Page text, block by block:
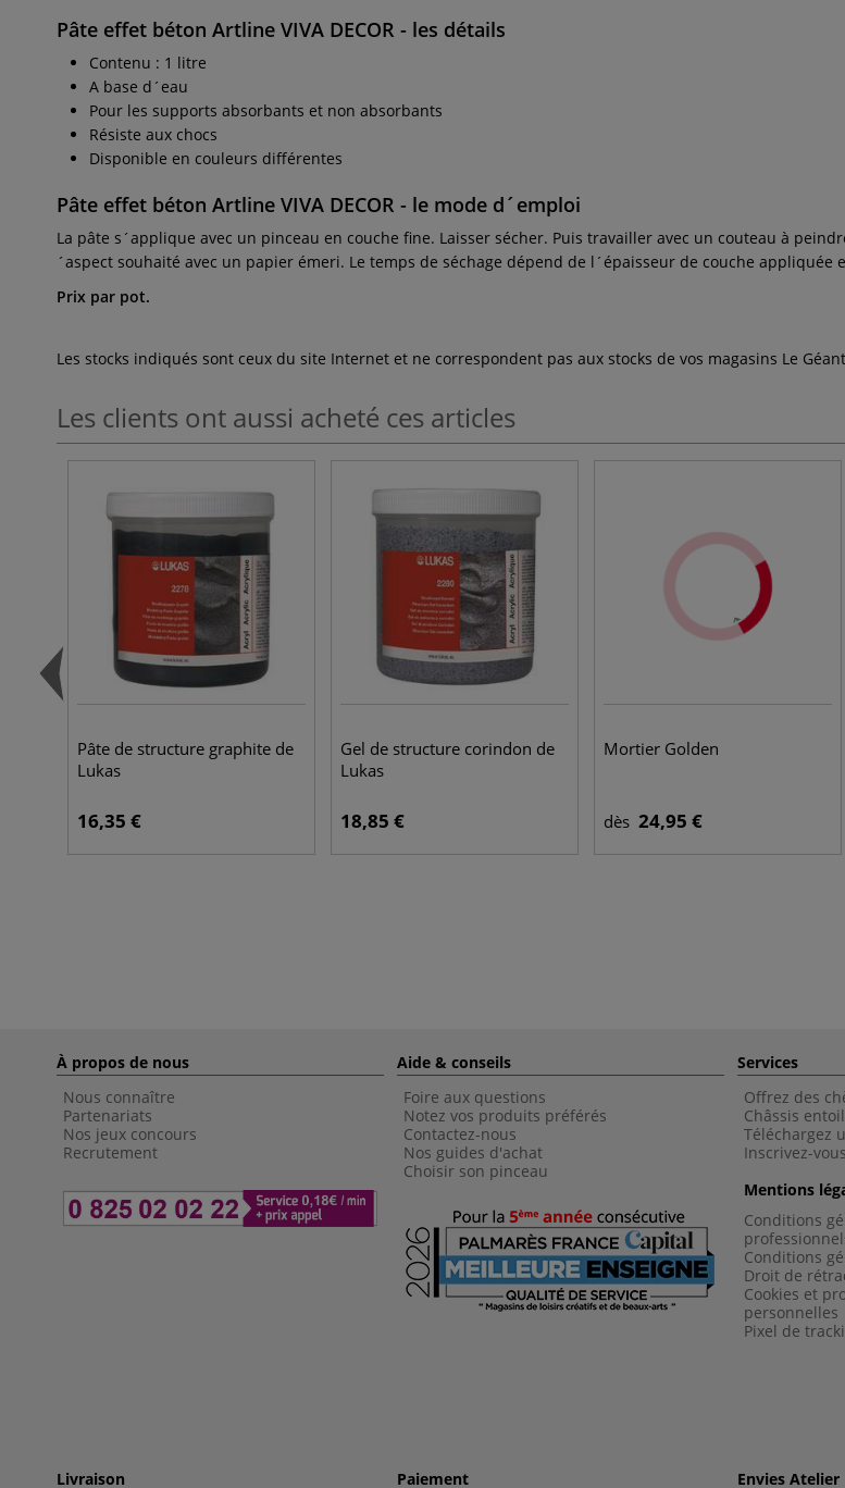
Pâte effet béton Artline VIVA DECOR - les détails
Contenu : 1 litre
A base d´eau
Pour les supports absorbants et non absorbants
Résiste aux chocs
Disponible en couleurs différentes
Pâte effet béton Artline VIVA DECOR - le mode d´emploi
La pâte s´applique avec un pinceau en couche fine. Laisser sécher. Puis travailler avec un couteau à
´aspect souhaité avec un papier émeri. Le temps de séchage dépend de l´épaisseur de couche appliquée
Prix par pot.
Les stocks indiqués sont ceux du site Internet et ne correspondent pas aux stocks de vos magasins Le
Les clients ont aussi acheté ces articles
Pâte de structure graphite de
Lukas
16,35 €
Gel de structure corindon de
Lukas
18,85 €
Mortier Golden
dès 24,95 €
À propos de nous
Nous connaître
Partenariats
Nos jeux concours
Recrutement
Aide & conseils
Foire aux questions
Notez vos produits préférés
Contactez-nous
Nos guides d'achat
Choisir son pinceau
Services
Offrez des
Châssis
Téléchargez
Inscrivez-
Mentions
Conditions
Conditions
Droit de
Cookies et
personnelles
Pixel de
Livraison Paiement Envies Atelier